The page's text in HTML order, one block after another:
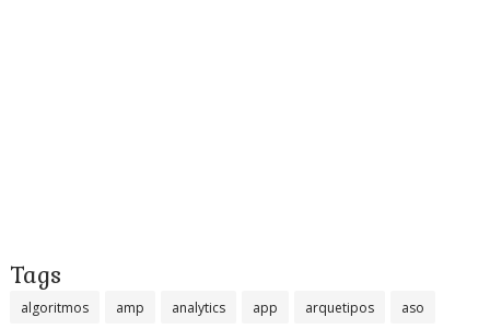
Tags
algoritmos amp analytics app arquetipos aso